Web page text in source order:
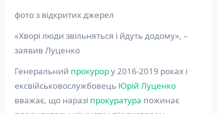
фото з відкритих джерел
«Хворі люди звільняться і йдуть додому», –
заявив Луценко
Генеральний прокурору 2016-2019 роках і
ексвійськовослужбовець Юрій Луценко
вважає, що наразі прокуратура пожинає